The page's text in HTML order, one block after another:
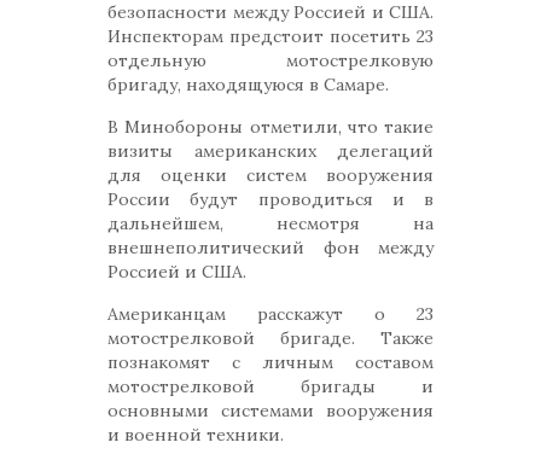
безопасности между Россией и США.
Инспекторам предстоит посетить 23
отдельную мотострелковую
бригаду, находящуюся в Самаре.
В Минобороны отметили, что такие
визиты американских делегаций
для оценки систем вооружения
России будут проводиться и в
дальнейшем, несмотря на
внешнеполитический фон между
Россией и США.
Американцам расскажут о 23
мотострелковой бригаде. Также
познакомят с личным составом
мотострелковой бригады и
основными системами вооружения
и военной техники.